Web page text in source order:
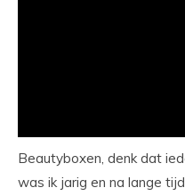
Beautyboxen, denk dat
was ik jarig en na lange